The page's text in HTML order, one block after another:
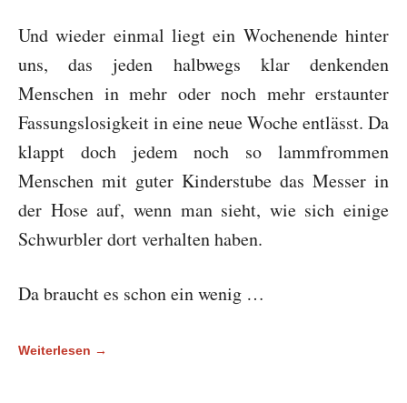
Und wieder einmal liegt ein Wochenende hinter
uns, das jeden halbwegs klar denkenden
Menschen in mehr oder noch mehr erstaunter
Fassungslosigkeit in eine neue Woche entlässt. Da
klappt doch jedem noch so lammfrommen
Menschen mit guter Kinderstube das Messer in
der Hose auf, wenn man sieht, wie sich einige
Schwurbler dort verhalten haben.
Da braucht es schon ein wenig …
Weiterlesen →